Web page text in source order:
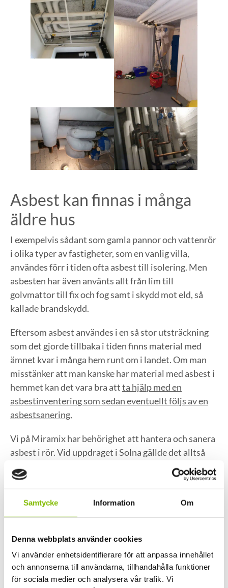
Samtycke Information Om
Denna webbplats använder cookies
Vi använder enhetsidentifierare för att anpassa innehållet
och annonserna till användarna, tillhandahålla funktioner
för sociala medier och analysera vår trafik. Vi
Asbest kan finnas i många
äldre hus
I exempelvis sådant som gamla pannor och vattenrör
i olika typer av fastigheter, som en vanlig villa,
användes förr i tiden ofta asbest till isolering. Men
asbesten har även använts allt från lim till
golvmattor till fix och fog samt i skydd mot eld, så
kallade brandskydd.
Eftersom asbest användes i en så stor utsträckning
som det gjorde tillbaka i tiden finns material med
ämnet kvar i många hem runt om i landet. Om man
misstänker att man kanske har material med asbest i
hemmet kan det vara bra attta hjälp med en
asbestinventering som sedan eventuellt följs av en
asbestsanering.
Vi på Miramix har behörighet att hantera och sanera
asbest i rör. Vid uppdraget i Solna gällde det alltså
just sanering av rörisolering i en källare.
Säker rörisolering av asbest
det utrymme som ska saneras så att den skadliga
asbesten inte kan spridas utanför området. Sedan
utför vi saneringen med rätt typ av
säkerhetsutrustning och metod. Efter en sanering av